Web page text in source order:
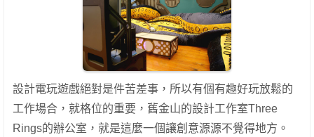
設計電玩遊戲絕對是件苦差事，所以有個有趣好玩放鬆的
工作場合，就格位的重要，舊金山的設計工作室Three
Rings的辦公室，就是這麼一個讓創意源源不覺得地方。